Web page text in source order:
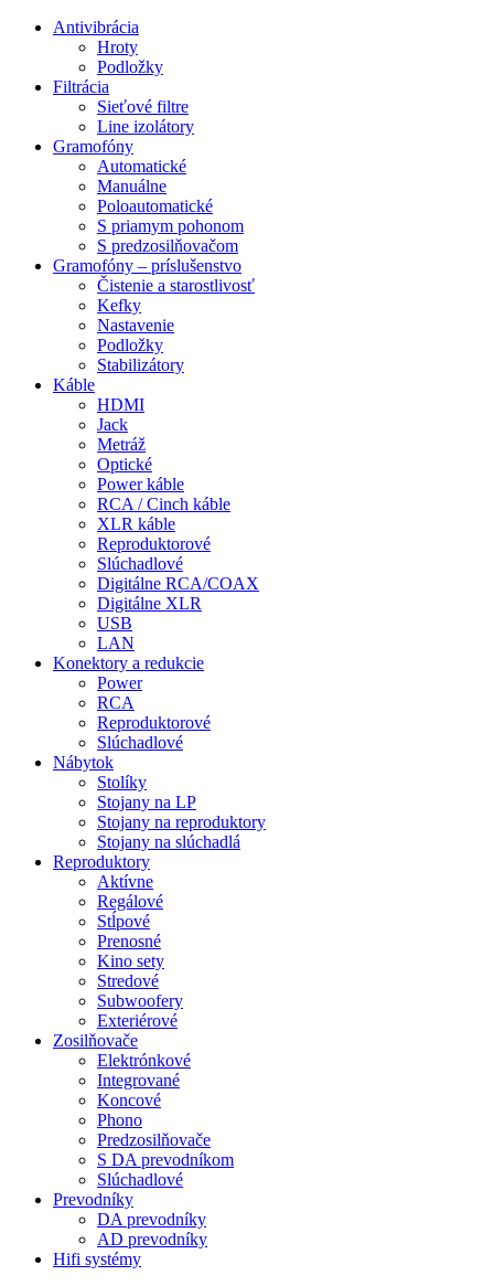
PreskočiťAntivibrácia
Hroty
Podložky
Filtrácia
Sieťové filtre
Line izolátory
Gramofóny
Automatické
Manuálne
Poloautomatické
S priamym pohonom
S predzosilňovačom
Gramofóny – príslušenstvo
Čistenie a starostlivosť
Kefky
Nastavenie
Podložky
Stabilizátory
Káble
HDMI
Jack
Metráž
Optické
Power káble
RCA / Cinch káble
XLR káble
Reproduktorové
Slúchadlové
Digitálne RCA/COAX
Digitálne XLR
USB
LAN
Konektory a redukcie
Power
RCA
Reproduktorové
Slúchadlové
Nábytok
Stolíky
Stojany na LP
Stojany na reproduktory
Stojany na slúchadlá
Reproduktory
Aktívne
Regálové
Stĺpové
Prenosné
Kino sety
Stredové
Subwoofery
Exteriérové
Zosilňovače
Elektrónkové
Integrované
Koncové
Phono
Predzosilňovače
S DA prevodníkom
Slúchadlové
Prevodníky
DA prevodníky
AD prevodníky
Hifi systémy